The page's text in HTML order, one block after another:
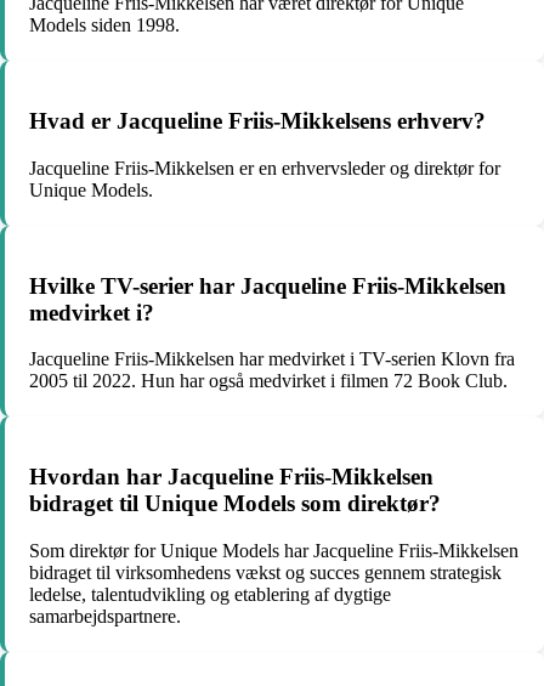
Models siden 1998.
Hvad er Jacqueline Friis-Mikkelsens erhverv?
Jacqueline Friis-Mikkelsen er en erhvervsleder og direktør for
Unique Models.
Hvilke TV-serier har Jacqueline Friis-Mikkelsen
medvirket i?
Jacqueline Friis-Mikkelsen har medvirket i TV-serien Klovn fra
2005 til 2022. Hun har også medvirket i filmen 72 Book Club.
Hvordan har Jacqueline Friis-Mikkelsen
bidraget til Unique Models som direktør?
Som direktør for Unique Models har Jacqueline Friis-Mikkelsen
bidraget til virksomhedens vækst og succes gennem strategisk
ledelse, talentudvikling og etablering af dygtige
samarbejdspartnere.